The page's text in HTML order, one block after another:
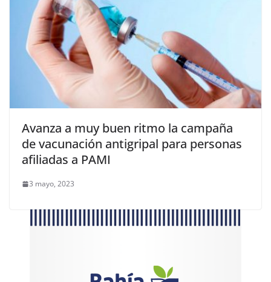
Avanza a muy buen ritmo la campaña
de vacunación antigripal para personas
afiliadas a PAMI
3 mayo, 2023